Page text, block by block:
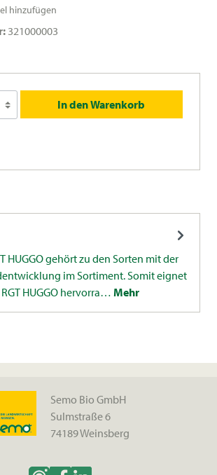
hinzufügen
321000003
In den Warenkorb
HUGGO gehört zu den Sorten mit der
im Sortiment. Somit eignet
HUGGO hervorra… Mehr
Semo Bio GmbH
Sulmstraße 6
74189 Weinsberg